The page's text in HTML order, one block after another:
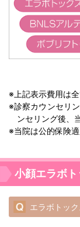
※上記表示費用は全
※診察カウンセリ
ンセリング後、
※当院は公的保険適
小顔エラボ
エラボトッ